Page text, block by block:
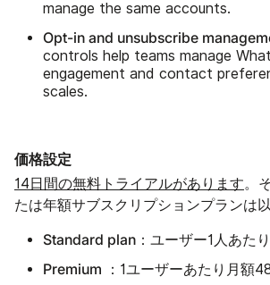
manage the same accounts.
Opt-in and unsubscribe
controls help teams manage
engagement and contact
scales.
価格設定
14日間の無料トライアルがあります。
たは年額サブスクリプションプランは
Standard plan： ユーザー1人あた
Premium ： 1ユーザーあたり月額48